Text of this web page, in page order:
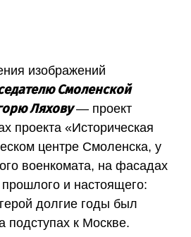
изображений
Смоленской
Ляхову — проект
проекта «Историческая
центре Смоленска, у
военкомата, на фасадах
и настоящего:
долгие годы был
к Москве.